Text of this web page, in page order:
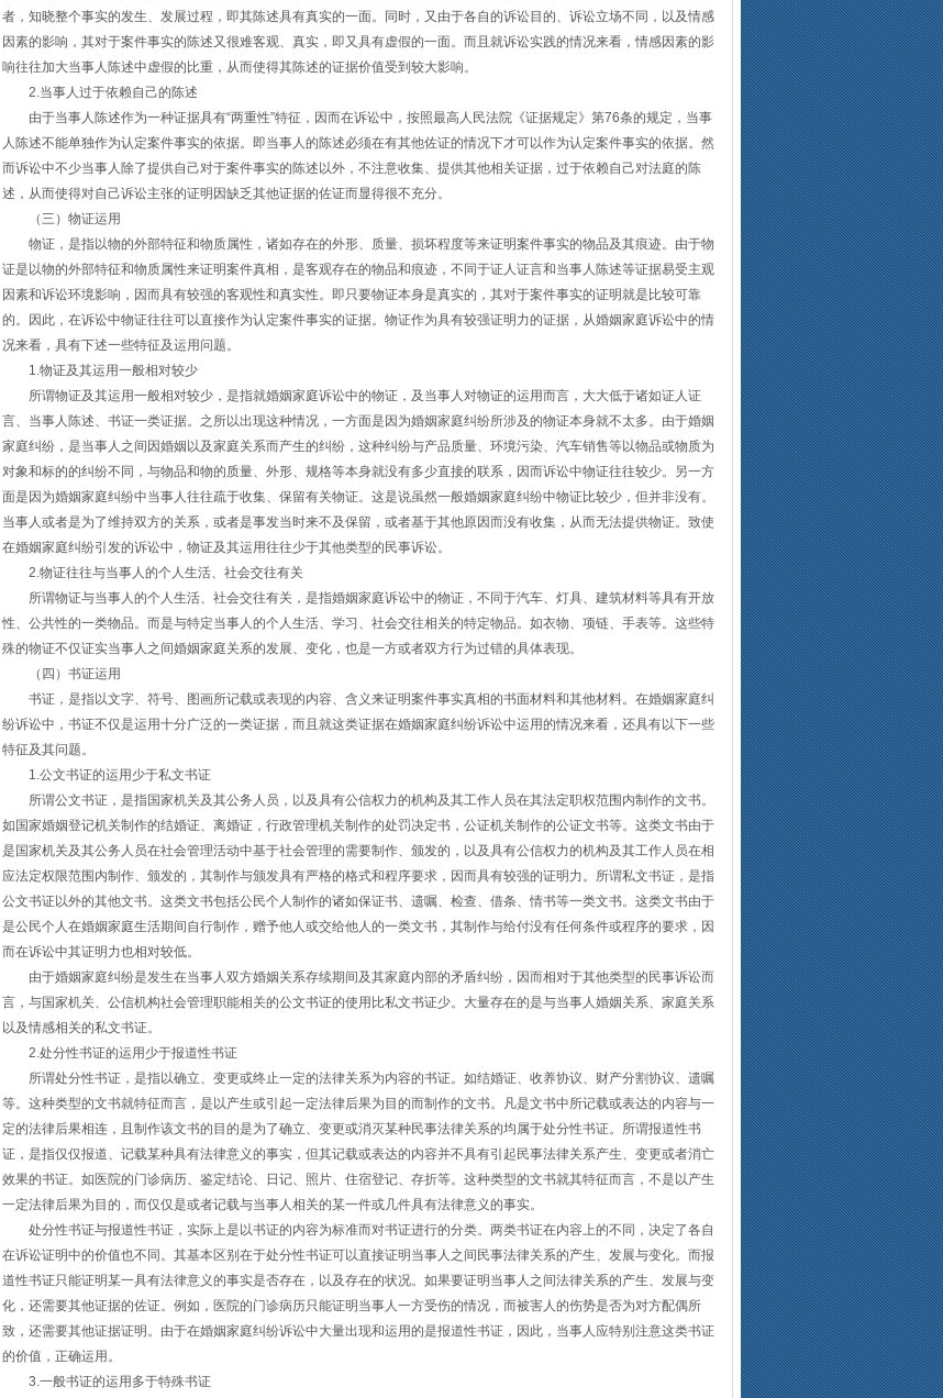
者，知晓整个事实的发生、发展过程，即其陈述具有真实的一面。同时，又由于各自的诉讼目的、诉讼立场不同，以及情感
因素的影响，其对于案件事实的陈述又很难客观、真实，即又具有虚假的一面。而且就诉讼实践的情况来看，情感因素的影
响往往加大当事人陈述中虚假的比重，从而使得其陈述的证据价值受到较大影响。
2.当事人过于依赖自己的陈述
由于当事人陈述作为一种证据具有“两重性”特征，因而在诉讼中，按照最高人民法院《证据规定》第76条的规定，当事
人陈述不能单独作为认定案件事实的依据。即当事人的陈述必须在有其他佐证的情况下才可以作为认定案件事实的依据。然
而诉讼中不少当事人除了提供自己对于案件事实的陈述以外，不注意收集、提供其他相关证据，过于依赖自己对法庭的陈
述，从而使得对自己诉讼主张的证明因缺乏其他证据的佐证而显得很不充分。
（三）物证运用
物证，是指以物的外部特征和物质属性，诸如存在的外形、质量、损坏程度等来证明案件事实的物品及其痕迹。由于物
证是以物的外部特征和物质属性来证明案件真相，是客观存在的物品和痕迹，不同于证人证言和当事人陈述等证据易受主观
因素和诉讼环境影响，因而具有较强的客观性和真实性。即只要物证本身是真实的，其对于案件事实的证明就是比较可靠
的。因此，在诉讼中物证往往可以直接作为认定案件事实的证据。物证作为具有较强证明力的证据，从婚姻家庭诉讼中的情
况来看，具有下述一些特征及运用问题。
1.物证及其运用一般相对较少
所谓物证及其运用一般相对较少，是指就婚姻家庭诉讼中的物证，及当事人对物证的运用而言，大大低于诸如证人证
言、当事人陈述、书证一类证据。之所以出现这种情况，一方面是因为婚姻家庭纠纷所涉及的物证本身就不太多。由于婚姻
家庭纠纷，是当事人之间因婚姻以及家庭关系而产生的纠纷，这种纠纷与产品质量、环境污染、汽车销售等以物品或物质为
对象和标的的纠纷不同，与物品和物的质量、外形、规格等本身就没有多少直接的联系，因而诉讼中物证往往较少。另一方
面是因为婚姻家庭纠纷中当事人往往疏于收集、保留有关物证。这是说虽然一般婚姻家庭纠纷中物证比较少，但并非没有。
当事人或者是为了维持双方的关系，或者是事发当时来不及保留，或者基于其他原因而没有收集，从而无法提供物证。致使
在婚姻家庭纠纷引发的诉讼中，物证及其运用往往少于其他类型的民事诉讼。
2.物证往往与当事人的个人生活、社会交往有关
所谓物证与当事人的个人生活、社会交往有关，是指婚姻家庭诉讼中的物证，不同于汽车、灯具、建筑材料等具有开放
性、公共性的一类物品。而是与特定当事人的个人生活、学习、社会交往相关的特定物品。如衣物、项链、手表等。这些特
殊的物证不仅证实当事人之间婚姻家庭关系的发展、变化，也是一方或者双方行为过错的具体表现。
（四）书证运用
书证，是指以文字、符号、图画所记载或表现的内容、含义来证明案件事实真相的书面材料和其他材料。在婚姻家庭纠
纷诉讼中，书证不仅是运用十分广泛的一类证据，而且就这类证据在婚姻家庭纠纷诉讼中运用的情况来看，还具有以下一些
特征及其问题。
1.公文书证的运用少于私文书证
所谓公文书证，是指国家机关及其公务人员，以及具有公信权力的机构及其工作人员在其法定职权范围内制作的文书。
如国家婚姻登记机关制作的结婚证、离婚证，行政管理机关制作的处罚决定书，公证机关制作的公证文书等。这类文书由于
是国家机关及其公务人员在社会管理活动中基于社会管理的需要制作、颁发的，以及具有公信权力的机构及其工作人员在相
应法定权限范围内制作、颁发的，其制作与颁发具有严格的格式和程序要求，因而具有较强的证明力。所谓私文书证，是指
公文书证以外的其他文书。这类文书包括公民个人制作的诸如保证书、遗嘱、检查、借条、情书等一类文书。这类文书由于
是公民个人在婚姻家庭生活期间自行制作，赠予他人或交给他人的一类文书，其制作与给付没有任何条件或程序的要求，因
而在诉讼中其证明力也相对较低。
由于婚姻家庭纠纷是发生在当事人双方婚姻关系存续期间及其家庭内部的矛盾纠纷，因而相对于其他类型的民事诉讼而
言，与国家机关、公信机构社会管理职能相关的公文书证的使用比私文书证少。大量存在的是与当事人婚姻关系、家庭关系
以及情感相关的私文书证。
2.处分性书证的运用少于报道性书证
所谓处分性书证，是指以确立、变更或终止一定的法律关系为内容的书证。如结婚证、收养协议、财产分割协议、遗嘱
等。这种类型的文书就特征而言，是以产生或引起一定法律后果为目的而制作的文书。凡是文书中所记载或表达的内容与一
定的法律后果相连，且制作该文书的目的是为了确立、变更或消灭某种民事法律关系的均属于处分性书证。所谓报道性书
证，是指仅仅报道、记载某种具有法律意义的事实，但其记载或表达的内容并不具有引起民事法律关系产生、变更或者消亡
效果的书证。如医院的门诊病历、鉴定结论、日记、照片、住宿登记、存折等。这种类型的文书就其特征而言，不是以产生
一定法律后果为目的，而仅仅是或者记载与当事人相关的某一件或几件具有法律意义的事实。
处分性书证与报道性书证，实际上是以书证的内容为标准而对书证进行的分类。两类书证在内容上的不同，决定了各自
在诉讼证明中的价值也不同。其基本区别在于处分性书证可以直接证明当事人之间民事法律关系的产生、发展与变化。而报
道性书证只能证明某一具有法律意义的事实是否存在，以及存在的状况。如果要证明当事人之间法律关系的产生、发展与变
化，还需要其他证据的佐证。例如，医院的门诊病历只能证明当事人一方受伤的情况，而被害人的伤势是否为对方配偶所
致，还需要其他证据证明。由于在婚姻家庭纠纷诉讼中大量出现和运用的是报道性书证，因此，当事人应特别注意这类书证
的价值，正确运用。
3.一般书证的运用多于特殊书证